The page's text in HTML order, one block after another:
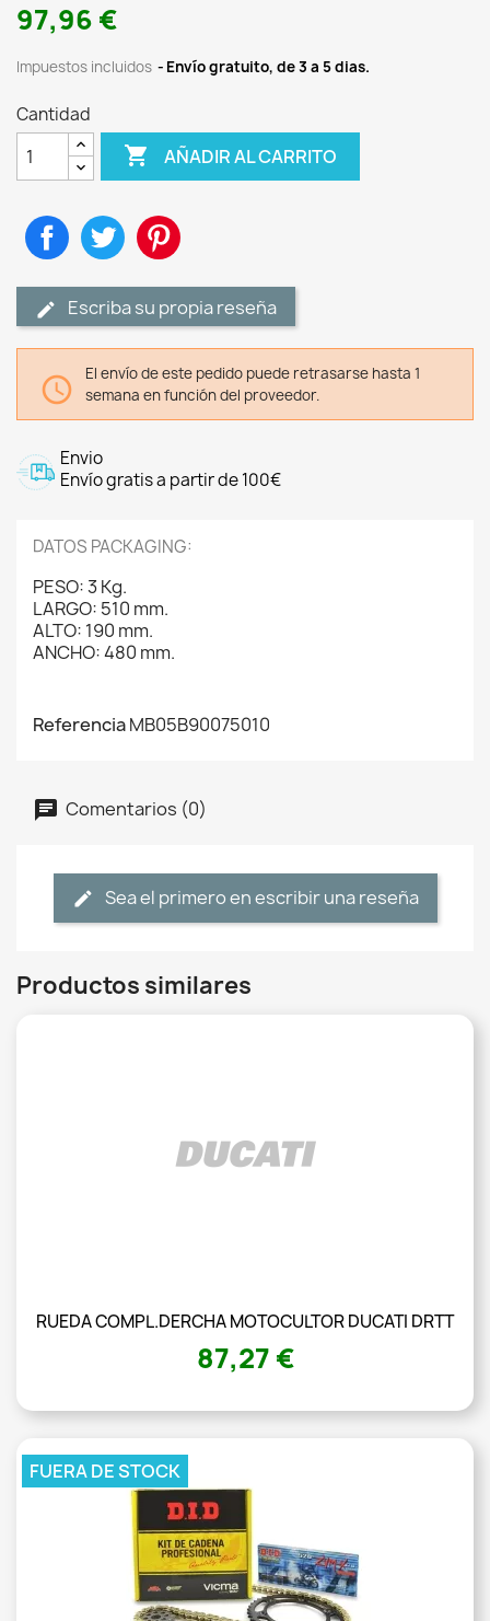
97,96 €
Impuestos incluidos Envío gratuito, de 3 a 5 dias.
Cantidad
 AÑADIR AL CARRITO
CompartirTuitear
Escriba su propia reseña

El envío de este pedido puede retrasarse hasta 1
semana en función del proveedor.
Envio
Envío gratis a partir de 100€
DATOS PACKAGING:
PESO: 3 Kg.
LARGO: 510 mm.
ALTO: 190 mm.
ANCHO: 480 mm.
ReferenciaMB05B90075010
Comentarios (0)
Sea el primero en escribir una reseña
Productos similares
RUEDA COMPL.DERCHA MOTOCULTOR DUCATI DRTT
87,27 €
FUERA DE STOCK